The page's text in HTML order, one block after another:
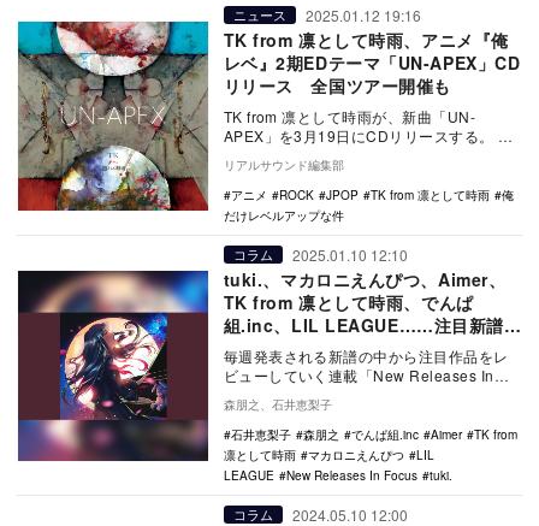
ニュース 2025.01.12 19:16
TK from 凛として時雨、アニメ『俺
レベ』2期EDテーマ「UN-APEX」CD
リリース 全国ツアー開催も
TK from 凛として時雨が、新曲「UN-
APEX」を3月19日にCDリリースする。
同楽曲は現在放送中のTVアニメ『俺だ…
リアルサウンド編集部
アニメ
ROCK JPOP TK from 凛として時雨
俺
だけレベルアップな件
コラム 2025.01.10 12:10
tuki.、マカロニえんぴつ、Aimer、
TK from 凛として時雨、でんぱ
組.inc、LIL LEAGUE……注目新譜6
作をレビュー
毎週発表される新譜の中から注目作品をレ
ビューしていく連載「New Releases In
Focus」。今回はtuki.「月面着…
森朋之、石井恵梨子
石井恵梨子
森朋之 でんぱ組.inc Aimer
TK from
凛として時雨
マカロニえんぴつ
LIL
LEAGUE
New Releases In Focus tuki.
コラム 2024.05.10 12:00